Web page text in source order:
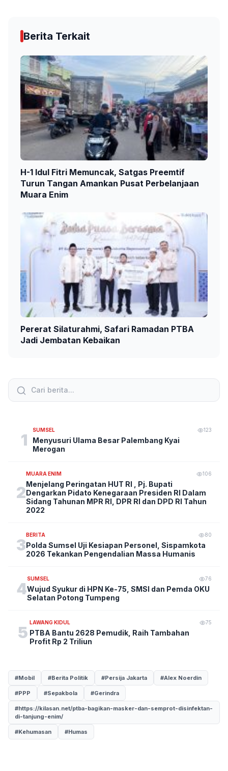
Berita Terkait
H-1 Idul Fitri Memuncak, Satgas Preemtif
Turun Tangan Amankan Pusat Perbelanjaan
Muara Enim
Pererat Silaturahmi, Safari Ramadan PTBA
Jadi Jembatan Kebaikan
1
SUMSEL 123
Menyusuri Ulama Besar Palembang Kyai
Merogan
2
MUARA ENIM 106
Menjelang Peringatan HUT RI , Pj. Bupati
Dengarkan Pidato Kenegaraan Presiden RI Dalam
Sidang Tahunan MPR RI, DPR RI dan DPD RI Tahun
2022
3
BERITA 80
Polda Sumsel Uji Kesiapan Personel, Sispamkota
2026 Tekankan Pengendalian Massa Humanis
4
SUMSEL 76
Wujud Syukur di HPN Ke-75, SMSI dan Pemda OKU
Selatan Potong Tumpeng
5
LAWANG KIDUL 75
PTBA Bantu 2628 Pemudik, Raih Tambahan
Profit Rp 2 Triliun
#Mobil #Berita Politik #Persija Jakarta #Alex Noerdin
#PPP #Sepakbola #Gerindra
#https://kilasan.net/ptba-bagikan-masker-dan-semprot-disinfektan-
di-tanjung-enim/
#Kehumasan #Humas